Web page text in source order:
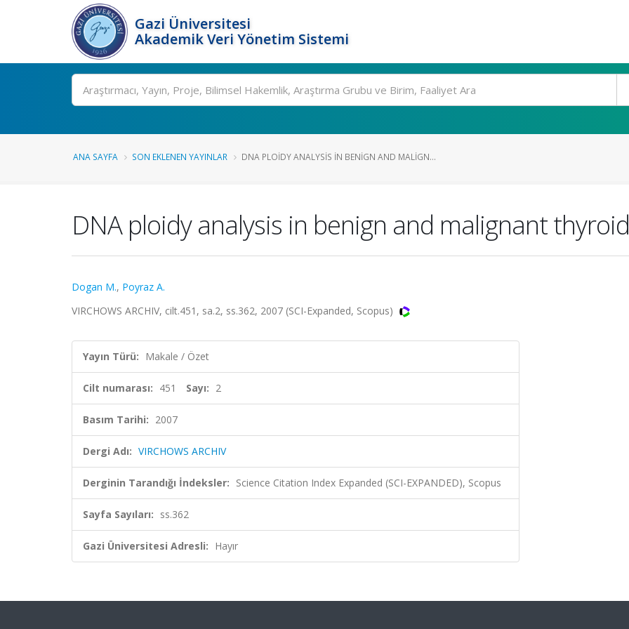
Gazi Üniversitesi
Akademik Veri Yönetim Sistemi
Ara
ANA SAYFA SON EKLENEN YAYINLAR DNA PLOIDY ANALYSIS IN BENIGN AND MALIGN...
DNA ploidy analysis in benign and malignant
Dogan M., Poyraz A.
VIRCHOWS ARCHIV, cilt.451, sa.2, ss.362, 2007 (SCI-Expanded, Scopus)
Yayın Türü: Makale / Özet
Cilt numarası: 451 Sayı: 2
Basım Tarihi: 2007
Dergi Adı: VIRCHOWS ARCHIV
Derginin Tarandığı İndeksler: Science Citation Index Expanded (SCI-EXPANDED), Scopus
Sayfa Sayıları: ss.362
Gazi Üniversitesi Adresli: Hayır